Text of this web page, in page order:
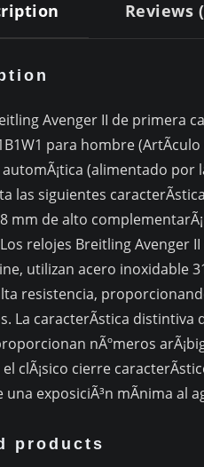
Reviews
Avenger II de primera
para hombre
(alimentado por
las siguientes
mm de alto
relojes Breitling Avenger
utilizan acero inoxidable
resistencia,
La caracterÃ­stica
nÃºmeros
clÃ¡sico cierre
exposiciÃ³n mÃ­nima al
products